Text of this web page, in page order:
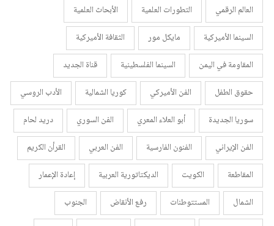
العالم الرقمي
التطورات العلمية
الأبحاث العلمية
السينما الأميركية
مايكل مور
الثقافة الأميركية
المقاومة في اليمن
السينما الفلسطينية
قناة الجديد
حقوق الطفل
الفن الأميركي كوريا الشمالية
الأدب الروسي
سوريا الجديدة
أبو العلاء المعري الفن السوري
دريد لحام
الفن الإيراني
الفنون الفارسية الفن العربي
القرأن الكريم
المقاطعة
الكويت الديكتاتورية العربية
إعادة الإعمار
الشمال
المستتوطنات رفع الأنقاض
الجنوب